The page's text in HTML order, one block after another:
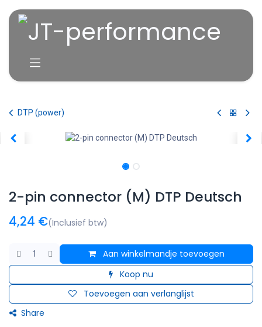
DTP (power)
2-pin connector (M) DTP Deutsch
4,24 €(Inclusief btw)
Aan winkelmandje toevoegen
Koop nu
Toevoegen aan verlanglijst
Share